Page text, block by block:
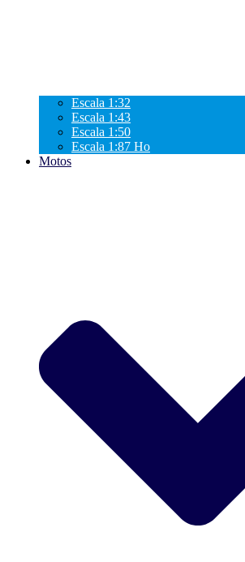
Escala 1:32
Escala 1:43
Escala 1:50
Escala 1:87 Ho
Motos